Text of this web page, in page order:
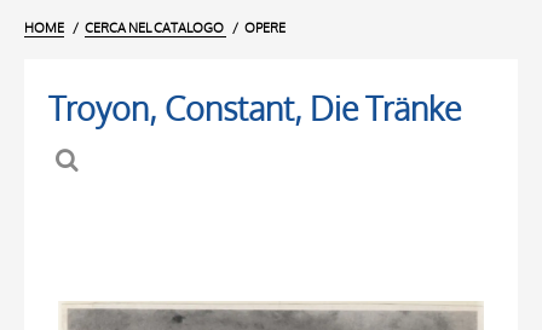
HOME CERCA NEL CATALOGO OPERE
Troyon, Constant, Die Tränke